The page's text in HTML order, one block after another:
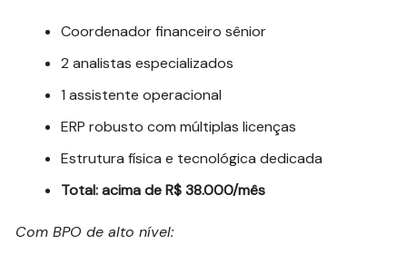
Coordenador financeiro sênior
2 analistas especializados
1 assistente operacional
ERP robusto com múltiplas licenças
Estrutura física e tecnológica dedicada
Total: acima de R$ 38.000/mês
Com BPO de alto nível: